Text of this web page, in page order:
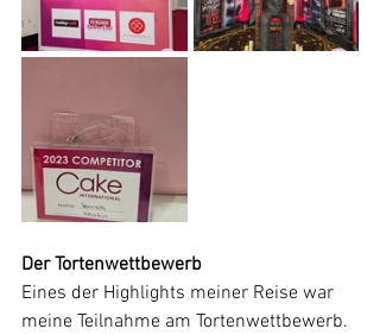
Der Tortenwettbewerb
Eines der Highlights meiner Reise war
meine Teilnahme am Tortenwettbewerb.